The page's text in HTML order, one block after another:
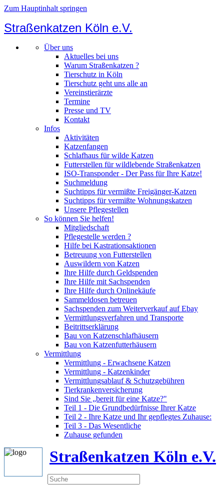
Zum Hauptinhalt springen
Straßenkatzen Köln e.V.
Über uns
Aktuelles bei uns
Warum Straßenkatzen ?
Tierschutz in Köln
Tierschutz geht uns alle an
Vereinstierärzte
Termine
Presse und TV
Kontakt
Infos
Aktivitäten
Katzenfangen
Schlafhaus für wilde Katzen
Futterstellen für wildlebende Straßenkatzen
ISO-Transponder - Der Pass für Ihre Katze!
Suchmeldung
Suchtipps für vermißte Freigänger-Katzen
Suchtipps für vermißte Wohnungskatzen
Unsere Pflegestellen
So können Sie helfen!
Mitgliedschaft
Pflegestelle werden ?
Hilfe bei Kastrationsaktionen
Betreuung von Futterstellen
Auswildern von Katzen
Ihre Hilfe durch Geldspenden
Ihre Hilfe mit Sachspenden
Ihre Hilfe durch Onlinekäufe
Sammeldosen betreuen
Sachspenden zum Weiterverkauf auf Ebay
Vermittlungsverfahren und Transporte
Beitrittserklärung
Bau von Katzenschlafhäusern
Bau von Katzenfutterhäusern
Vermittlung
Vermittlung - Erwachsene Katzen
Vermittlung - Katzenkinder
Vermittlungsablauf & Schutzgebühren
Tierkrankenversicherung
Sind Sie „bereit für eine Katze?"
Teil 1 - Die Grundbedürfnisse Ihrer Katze
Teil 2 - Ihre Katze und Ihr gepflegtes Zuhause:
Teil 3 - Das Wesentliche
Zuhause gefunden
Straßenkatzen Köln e.V.